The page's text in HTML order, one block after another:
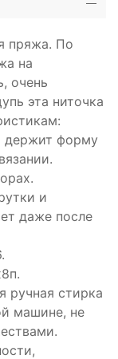
пряжа. По
на
очень
эта ниточка
держит форму
и
даже после
ручная стирка
машине, не